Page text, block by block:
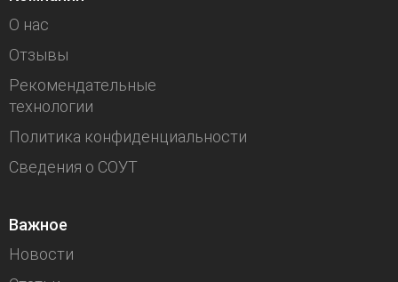
О нас
Отзывы
Рекомендательные
технологии
Политика конфиденциальности
Сведения о СОУТ
Важное
Новости